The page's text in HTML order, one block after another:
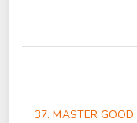
37. MASTER